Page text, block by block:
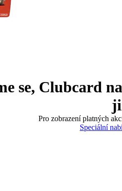
se, Clubcard
Pro zobrazení platných
Speciální